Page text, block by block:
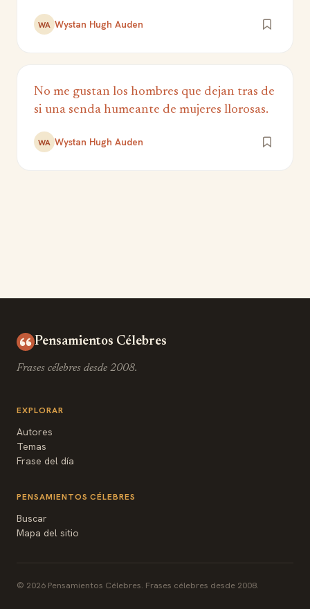
WA Wystan Hugh Auden
No me gustan los hombres que dejan tras de
si una senda humeante de mujeres llorosas.
WA Wystan Hugh Auden
Pensamientos Célebres
Frases célebres desde 2008.
EXPLORAR
Autores
Temas
Frase del día
PENSAMIENTOS CÉLEBRES
Buscar
Mapa del sitio
© 2026 Pensamientos Célebres. Frases célebres desde 2008.